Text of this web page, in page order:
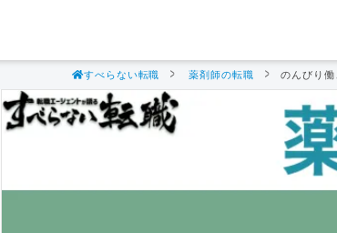
すべらない転職 薬剤師の転職 のんびり